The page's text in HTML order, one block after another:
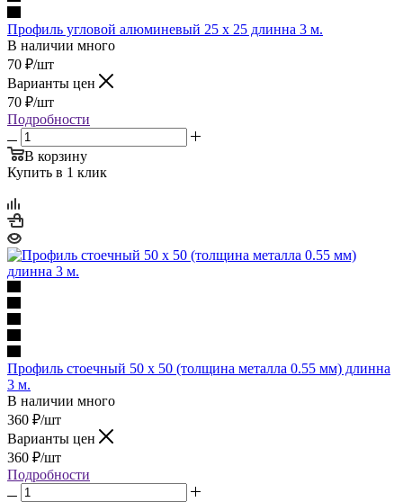
Профиль угловой алюминевый 25 x 25 длинна 3 м.
В наличии много
70 ₽/шт
Варианты цен
70 ₽/шт
Подробности
В корзину
Купить в 1 клик
Профиль стоечный 50 x 50 (толщина металла 0.55 мм) длинна
3 м.
В наличии много
360 ₽/шт
Варианты цен
360 ₽/шт
Подробности